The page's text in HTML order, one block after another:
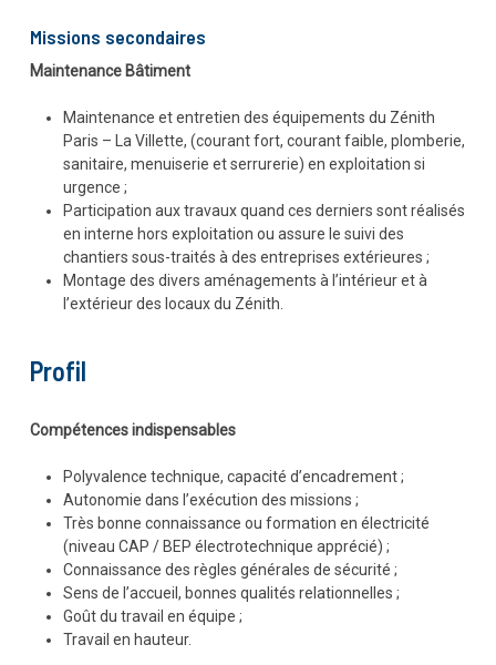
Missions secondaires
Maintenance Bâtiment
Maintenance et entretien des équipements du Zénith
Paris – La Villette, (courant fort, courant faible, plomberie,
sanitaire, menuiserie et serrurerie) en exploitation si
urgence ;
Participation aux travaux quand ces derniers sont réalisés
en interne hors exploitation ou assure le suivi des
chantiers sous-traités à des entreprises extérieures ;
Montage des divers aménagements à l’intérieur et à
l’extérieur des locaux du Zénith.
Profil
Compétences indispensables
Polyvalence technique, capacité d’encadrement ;
Autonomie dans l’exécution des missions ;
Très bonne connaissance ou formation en électricité
(niveau CAP / BEP électrotechnique apprécié) ;
Connaissance des règles générales de sécurité ;
Sens de l’accueil, bonnes qualités relationnelles ;
Goût du travail en équipe ;
Travail en hauteur.